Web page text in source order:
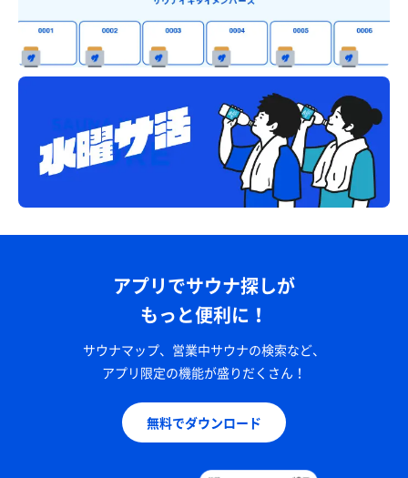
アプリでサウナ探しが
もっと便利に！
サウナマップ、営業中サウナの検索など、
アプリ限定の機能が盛りだくさん！
無料でダウンロード